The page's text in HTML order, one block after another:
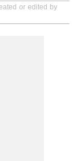
or edited by